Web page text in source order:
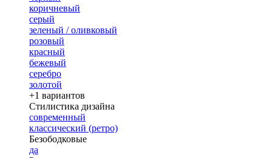
коричневый
серый
зеленый / оливковый
розовый
красный
бежевый
серебро
золотой
+1 вариантов
Стилистика дизайна
современный
классический (ретро)
Безободковые
да